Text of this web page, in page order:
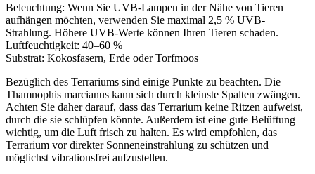
Beleuchtung: Wenn Sie UVB-Lampen in der Nähe von Tieren
aufhängen möchten, verwenden Sie maximal 2,5 % UVB-
Strahlung. Höhere UVB-Werte können Ihren Tieren schaden.
Luftfeuchtigkeit: 40–60 %
Substrat: Kokosfasern, Erde oder Torfmoos
Bezüglich des Terrariums sind einige Punkte zu beachten. Die
Thamnophis marcianus kann sich durch kleinste Spalten zwängen.
Achten Sie daher darauf, dass das Terrarium keine Ritzen aufweist,
durch die sie schlüpfen könnte. Außerdem ist eine gute Belüftung
wichtig, um die Luft frisch zu halten. Es wird empfohlen, das
Terrarium vor direkter Sonneneinstrahlung zu schützen und
möglichst vibrationsfrei aufzustellen.